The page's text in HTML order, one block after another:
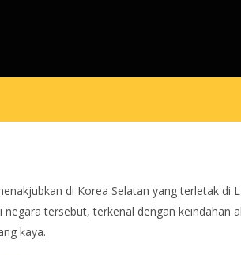
di Korea Selatan yang terletak di
tersebut, terkenal dengan keindahan
kaya.